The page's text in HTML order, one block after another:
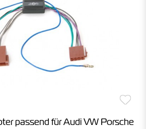
passend für Audi VW Porsche